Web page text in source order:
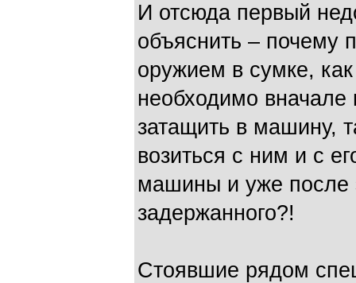
И отсюда первый
объяснить – почему
оружием в сумке,
необходимо вначале
затащить в машину,
возиться с ним и с
машины и уже после
задержанного?!
Стоявшие рядом